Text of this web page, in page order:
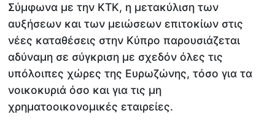
Σύμφωνα με την ΚΤΚ, η μετακύλιση των
αυξήσεων και των μειώσεων επιτοκίων στις
νέες καταθέσεις στην Κύπρο παρουσιάζεται
αδύναμη σε σύγκριση με σχεδόν όλες τις
υπόλοιπες χώρες της Ευρωζώνης, τόσο για τα
νοικοκυριά όσο και για τις μη
χρηματοοικονομικές εταιρείες.